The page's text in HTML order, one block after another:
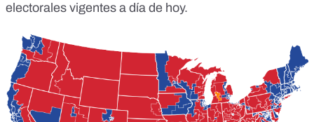
electorales vigentes a día de hoy.